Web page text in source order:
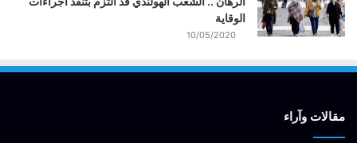
الوقاية
10/05/2020
مقالات وآراء